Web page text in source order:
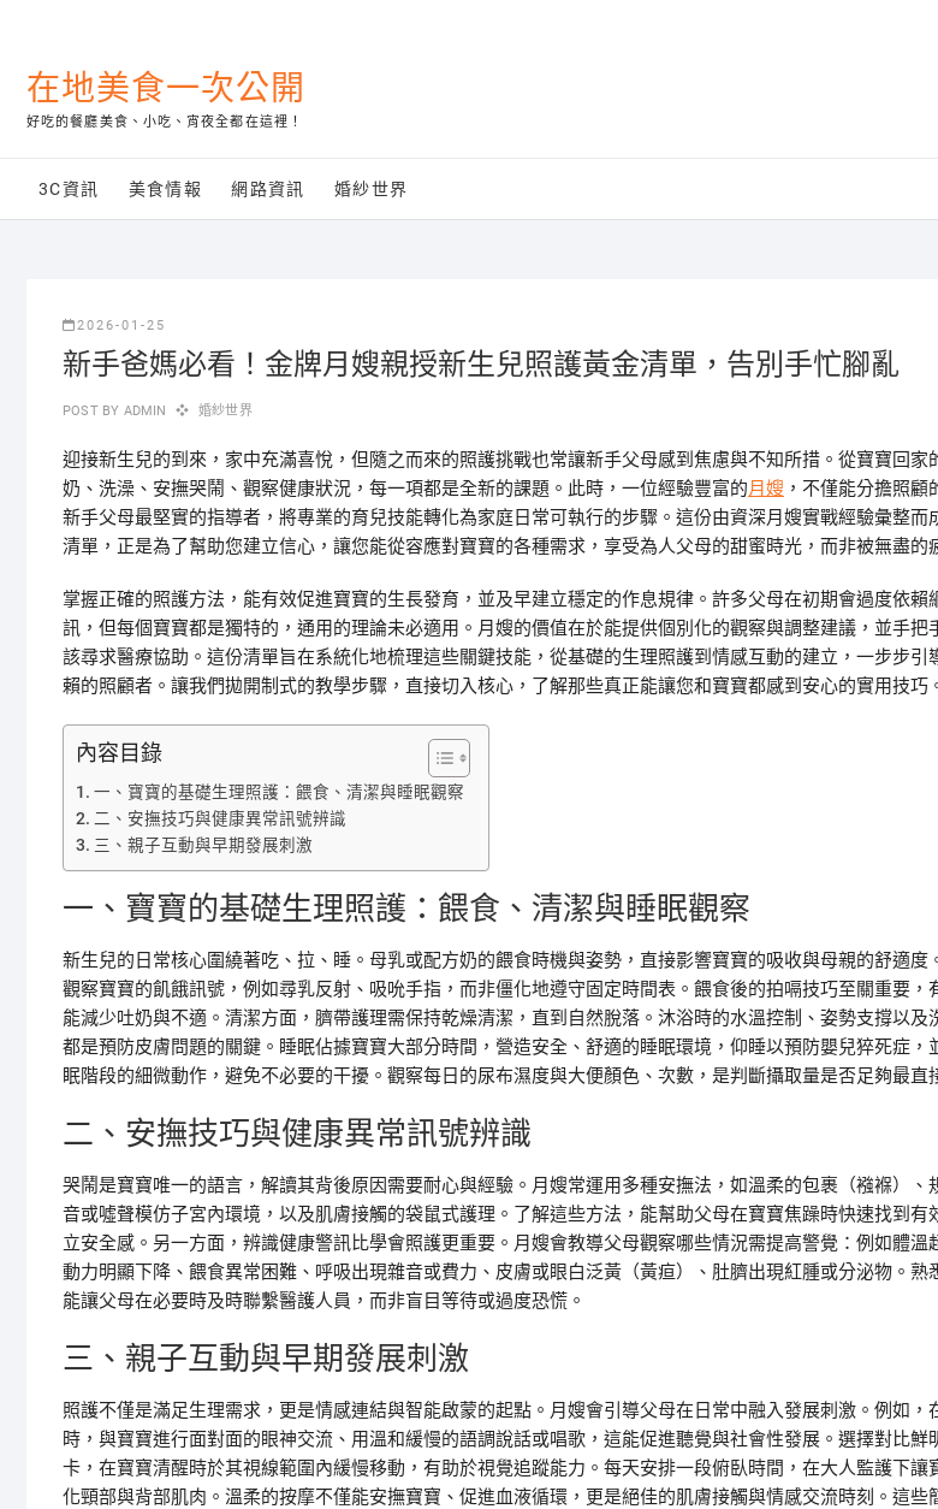
content在地美食一次公開
好吃的餐廳美食、小吃、宵夜全都在這裡！
3C資訊 美食情報 網路資訊 婚紗世界
2026-01-25
新手爸媽必看！金牌月嫂親授新生兒照護黃金清單，告別手忙腳亂
POST BY ADMIN 婚紗世界
迎接新生兒的到來，家中充滿喜悅，但隨之而來的照護挑戰也常讓新手父母感到焦慮與不知所措。從寶寶回家
奶、洗澡、安撫哭鬧、觀察健康狀況，每一項都是全新的課題。此時，一位經驗豐富的月嫂 ，不僅能分擔照
新手父母最堅實的指導者，將專業的育兒技能轉化為家庭日常可執行的步驟。這份由資深月嫂實戰經驗彙整而
清單，正是為了幫助您建立信心，讓您能從容應對寶寶的各種需求，享受為人父母的甜蜜時光，而非被無盡的
掌握正確的照護方法，能有效促進寶寶的生長發育，並及早建立穩定的作息規律。許多父母在初期會過度依賴
訊，但每個寶寶都是獨特的，通用的理論未必適用。月嫂的價值在於能提供個別化的觀察與調整建議，並手把
該尋求醫療協助。這份清單旨在系統化地梳理這些關鍵技能，從基礎的生理照護到情感互動的建立，一步步引
賴的照顧者。讓我們拋開制式的教學步驟，直接切入核心，了解那些真正能讓您和寶寶都感到安心的實用技巧
內容目錄
一、寶寶的基礎生理照護：餵食、清潔與睡眠觀察
二、安撫技巧與健康異常訊號辨識
三、親子互動與早期發展刺激
一、寶寶的基礎生理照護：餵食、清潔與睡眠觀察
新生兒的日常核心圍繞著吃、拉、睡。母乳或配方奶的餵食時機與姿勢，直接影響寶寶的吸收與母親的舒適度
觀察寶寶的飢餓訊號，例如尋乳反射、吸吮手指，而非僵化地遵守固定時間表。餵食後的拍嗝技巧至關重要，
能減少吐奶與不適。清潔方面，臍帶護理需保持乾燥清潔，直到自然脫落。沐浴時的水溫控制、姿勢支撐以及
都是預防皮膚問題的關鍵。睡眠佔據寶寶大部分時間，營造安全、舒適的睡眠環境，仰睡以預防嬰兒猝死症，
眠階段的細微動作，避免不必要的干擾。觀察每日的尿布濕度與大便顏色、次數，是判斷攝取量是否足夠最直
二、安撫技巧與健康異常訊號辨識
哭鬧是寶寶唯一的語言，解讀其背後原因需要耐心與經驗。月嫂常運用多種安撫法，如溫柔的包裹（襁褓）、
音或噓聲模仿子宮內環境，以及肌膚接觸的袋鼠式護理。了解這些方法，能幫助父母在寶寶焦躁時快速找到有
立安全感。另一方面，辨識健康警訊比學會照護更重要。月嫂會教導父母觀察哪些情況需提高警覺：例如體溫
動力明顯下降、餵食異常困難、呼吸出現雜音或費力、皮膚或眼白泛黃（黃疸）、肚臍出現紅腫或分泌物。熟
能讓父母在必要時及時聯繫醫護人員，而非盲目等待或過度恐慌。
三、親子互動與早期發展刺激
照護不僅是滿足生理需求，更是情感連結與智能啟蒙的起點。月嫂會引導父母在日常中融入發展刺激。例如，
時，與寶寶進行面對面的眼神交流、用溫和緩慢的語調說話或唱歌，這能促進聽覺與社會性發展。選擇對比鮮
卡，在寶寶清醒時於其視線範圍內緩慢移動，有助於視覺追蹤能力。每天安排一段俯臥時間，在大人監護下讓
化頸部與背部肌肉。溫柔的按摩不僅能安撫寶寶、促進血液循環，更是絕佳的肌膚接觸與情感交流時刻。這些